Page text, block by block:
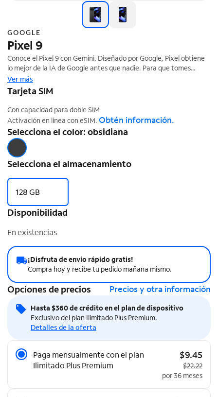
GOOGLE
Pixel 9
Conoce el Pixel 9 con Gemini. Diseñado por Google, Pixel obtiene
lo mejor de la IA de Google antes que nadie. Para que tomes
fotografías increíbles, realices ediciones como por arte de magia y
te facilite todo lo que hagas mucho más. Pixel protege contra
spam y otras amenazas. Te ayuda en las emergencias.¹ Y está
hecho para durar.
Ver más
Tarjeta SIM
Con capacidad para doble SIM
Activación en línea con eSIM. Obtén información.
Selecciona el color: obsidiana
Selecciona el almacenamiento
128 GB
Disponibilidad
En existencias
¡Disfruta de envío rápido gratis!
Compra hoy y recibe tu pedido mañana mismo.
Opciones de precios Precios y otra información
Hasta $360 de crédito en el plan de dispositivo
Exclusivo del plan Ilimitado Plus Premium.
Detalles de la oferta
Opciones de precios
Paga mensualmente con el plan
Ilimitado Plus Premium
$9.45
Precio
$22.22
por 36 meses